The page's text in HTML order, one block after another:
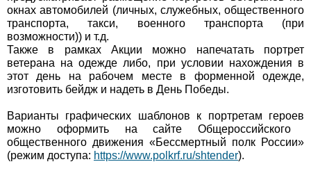
окнах автомобилей (личных, служебных, общественного
транспорта, такси, военного транспорта (при
возможности)) и т.д.
Также в рамках Акции можно напечатать портрет
ветерана на одежде либо, при условии нахождения в
этот день на рабочем месте в форменной одежде,
изготовить бейдж и надеть в День Победы.
Варианты графических шаблонов к портретам героев
можно
оформить на сайте
Общероссийского
общественного движения «Бессмертный полк России»
(режим доступа: https://www.polkrf.ru/shtender).